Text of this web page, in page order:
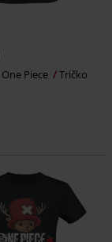
One Piece Tričko